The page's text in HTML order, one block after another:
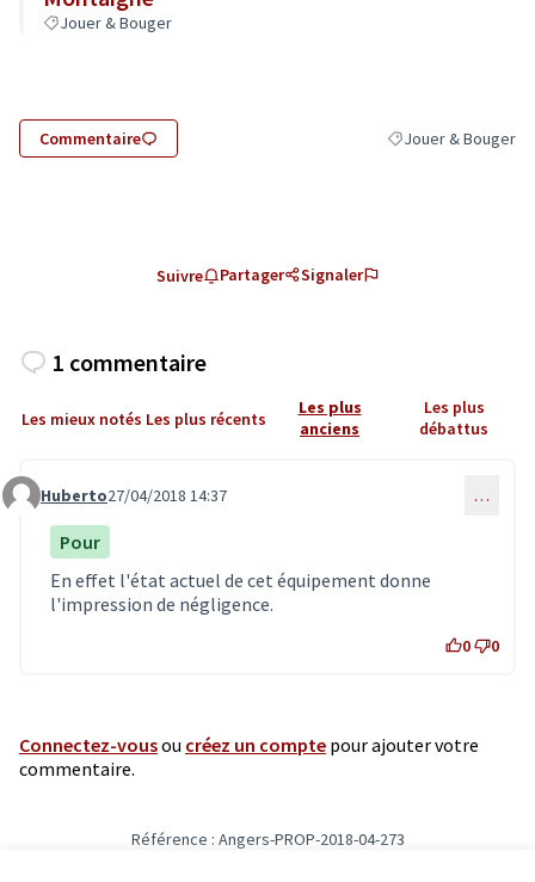
Jouer & Bouger
Commentaire Filtrer les résultats
Jouer & Bouger
Suivre Partager Signaler
1 commentaire
Les mieux notés Les plus récents
Les plus
anciens
Les plus
débattus
Commentaire 675
Huberto27/04/2018 14:37 …
Pour
En effet l'état actuel de cet équipement donne
l'impression de négligence.
0 0
Connectez-vousou créez un compte pour ajouter votre
commentaire.
Référence : Angers-PROP-2018-04-273